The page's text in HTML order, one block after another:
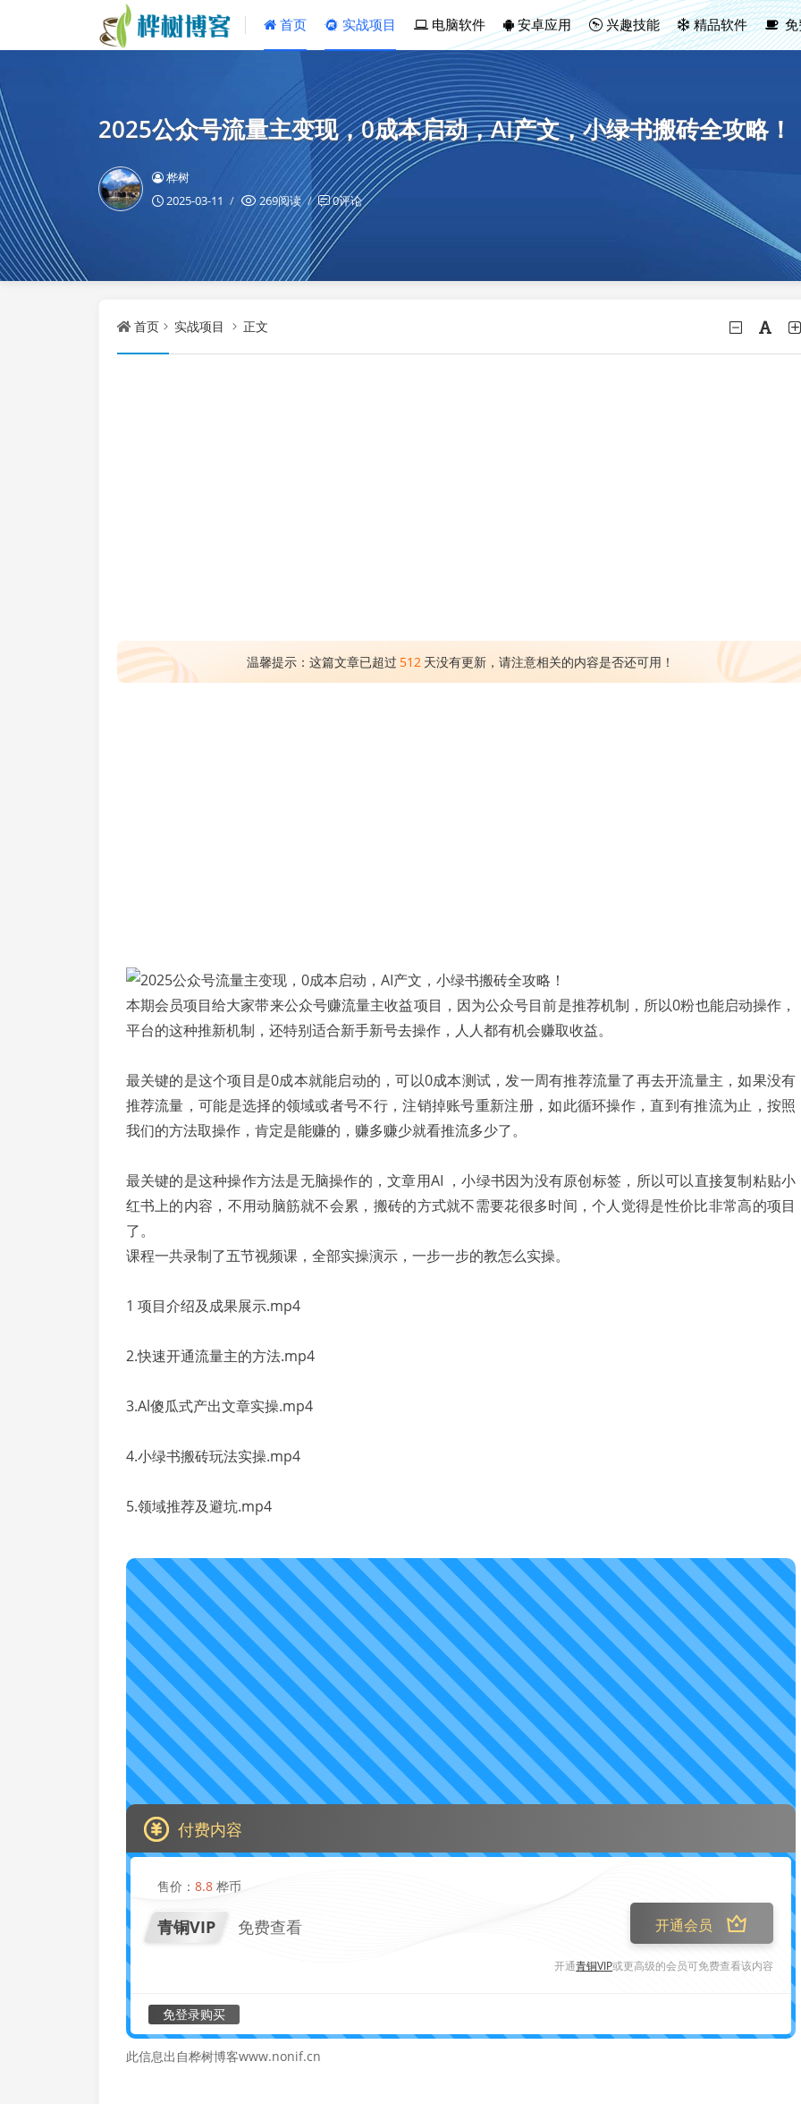
首页 实战项目 电脑软件 安卓应用 兴趣技能 精品软件 免
2025公众号流量主变现，0成本启动，AI产文，小绿书搬砖全攻略！
桦树
2025-03-11
269阅读 0评论
首页 实战项目 正文
温馨提示：这篇文章已超过 512 天没有更新，请注意相关的内容是否还可用！
本期会员项目给大家带来公众号赚流量主收益项目，因为公众号目前是推荐机制，所以0粉也能启动操作，
平台的这种推新机制，还特别适合新手新号去操作，人人都有机会赚取收益。
最关键的是这个项目是0成本就能启动的，可以0成本测试，发一周有推荐流量了再去开流量主，如果没有
推荐流量，可能是选择的领域或者号不行，注销掉账号重新注册，如此循环操作，直到有推流为止，按照
我们的方法取操作，肯定是能赚的，赚多赚少就看推流多少了。
最关键的是这种操作方法是无脑操作的，文章用AI ，小绿书因为没有原创标签，所以可以直接复制粘贴小
红书上的内容，不用动脑筋就不会累，搬砖的方式就不需要花很多时间，个人觉得是性价比非常高的项目
了。
课程一共录制了五节视频课，全部实操演示，一步一步的教怎么实操。
1 项目介绍及成果展示.mp4
2.快速开通流量主的方法.mp4
3.Al傻瓜式产出文章实操.mp4
4.小绿书搬砖玩法实操.mp4
5.领域推荐及避坑.mp4
付费内容
售价： 8.8桦币
青铜VIP 免费查看 开通会员
开通青铜VIP或更高级的会员可免费查看该内容
免登录购买
此信息出自桦树博客www.nonif.cn